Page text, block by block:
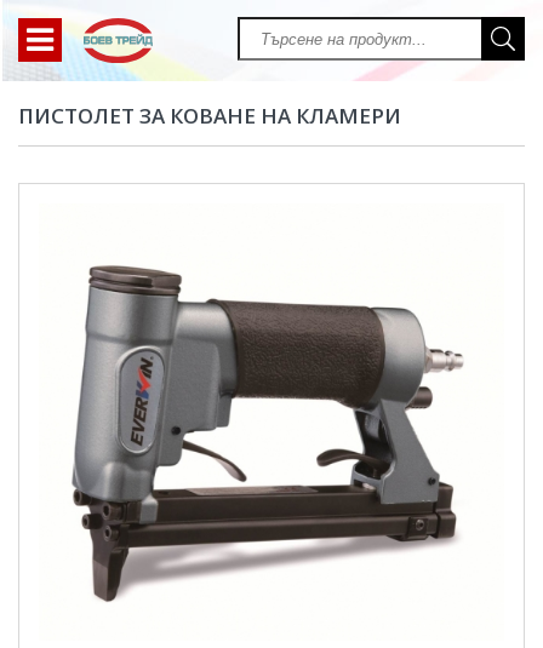
ПИСТОЛЕТ ЗА КОВАНЕ НА КЛАМЕРИ